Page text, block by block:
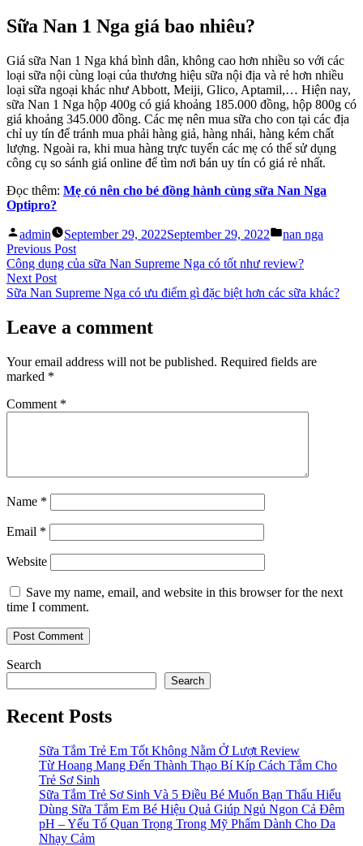
Sữa Nan 1 Nga giá bao nhiêu?
Giá sữa Nan 1 Nga khá bình dân, không cao hơn nhiều so với các
loại sữa nội cùng loại của thương hiệu sữa nội địa và rẻ hơn nhiều
loại sữa ngoại khác như Abbott, Meiji, Glico, Aptamil,… Hiện nay,
sữa Nan 1 Nga hộp 400g có giá khoảng 185.000 đồng, hộp 800g có
giá khoảng 345.000 đồng. Các mẹ nên mua sữa cho con tại các địa
chỉ uy tín để tránh mua phải hàng giả, hàng nhái, hàng kém chất
lượng. Ngoài ra, khi mua hàng trực tuyến các mẹ có thể sử dụng
công cụ so sánh giá online để tìm nơi bán uy tín có giá rẻ nhất.
Đọc thêm: Mẹ có nên cho bé đồng hành cùng sữa Nan Nga
Optipro?
Posted
by
admin September 29, 2022September 29, 2022
Posted
nan nga
Post
navigation
Previous PostPrevious
post:
Công dụng của sữa Nan Supreme Nga có tốt như review?
Next PostNext
post:
Sữa Nan Supreme Nga có ưu điểm gì đặc biệt hơn các sữa khác?
Leave a comment
Your email address will not be published. Required fields are
marked *
Comment *
Name *
Email *
Website
Save my name, email, and website in this browser for the next
time I comment.
Search
Search
Recent Posts
Sữa Tắm Trẻ Em Tốt Không Nằm Ở Lượt Review
Từ Hoang Mang Đến Thành Thạo Bí Kíp Cách Tắm Cho
Trẻ Sơ Sinh
Sữa Tắm Trẻ Sơ Sinh Và 5 Điều Bé Muốn Bạn Thấu Hiểu
Dùng Sữa Tắm Em Bé Hiệu Quả Giúp Ngủ Ngon Cả Đêm
pH – Yếu Tố Quan Trọng Trong Mỹ Phẩm Dành Cho Da
Nhạy Cảm